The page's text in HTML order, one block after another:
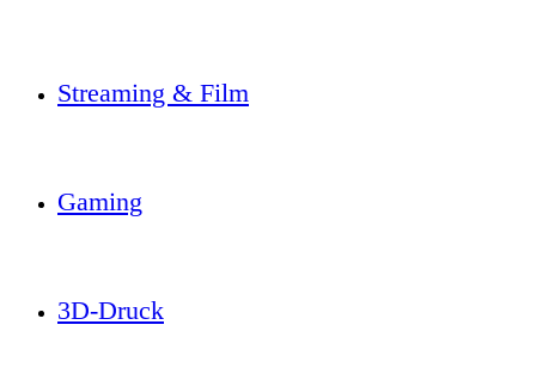
Streaming & Film
Gaming
3D-Druck